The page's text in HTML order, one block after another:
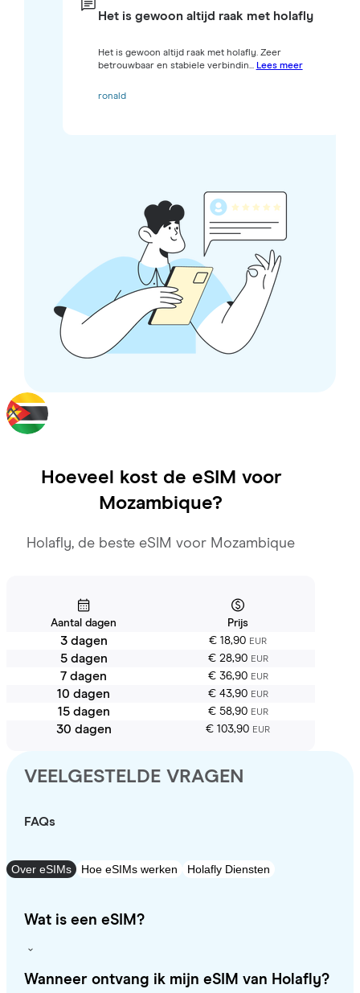
Het is gewoon altijd raak met holafly
Het is gewoon altijd raak met holafly. Zeer
betrouwbaar en stabiele verbindin... Lees meer
ronald
Hoeveel kost de eSIM voor
Mozambique?
Holafly, de beste eSIM voor Mozambique
Aantal dagen Prijs
3 dagen € 18,90 EUR
5 dagen € 28,90 EUR
7 dagen € 36,90 EUR
10 dagen € 43,90 EUR
15 dagen € 58,90 EUR
30 dagen € 103,90 EUR
VEELGESTELDE VRAGEN
FAQs
Over eSIMs Hoe eSIMs werken Holafly Diensten
Wat is een eSIM?
Wanneer ontvang ik mijn eSIM van Holafly?